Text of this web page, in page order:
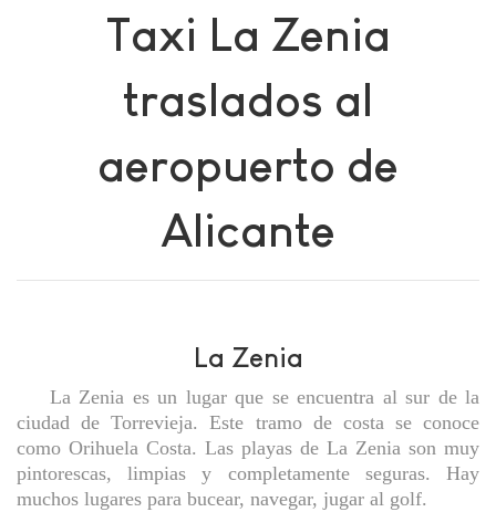
Taxi La Zenia
traslados al
aeropuerto de
Alicante
La Zenia
La Zenia es un lugar que se encuentra al sur de la
ciudad de Torrevieja. Este tramo de costa se conoce
como Orihuela Costa. Las playas de La Zenia son muy
pintorescas, limpias y completamente seguras. Hay
muchos lugares para bucear, navegar, jugar al golf.